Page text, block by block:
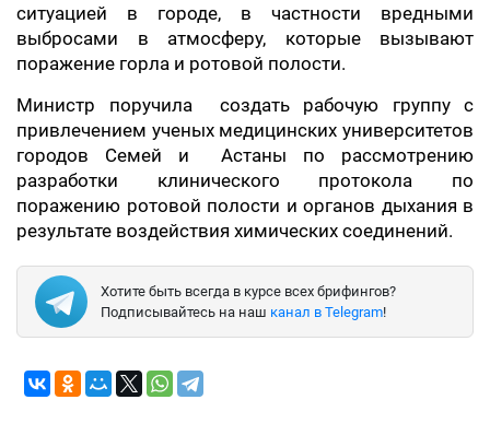
ситуацией в городе, в частности вредными
выбросами в атмосферу, которые вызывают
поражение горла и ротовой полости.
Министр поручила создать рабочую группу с
привлечением ученых медицинских университетов
городов Семей и Астаны по рассмотрению
разработки клинического протокола по
поражению ротовой полости и органов дыхания в
результате воздействия химических соединений.
Хотите быть всегда в курсе всех брифингов?
Подписывайтесь на наш канал в Telegram!